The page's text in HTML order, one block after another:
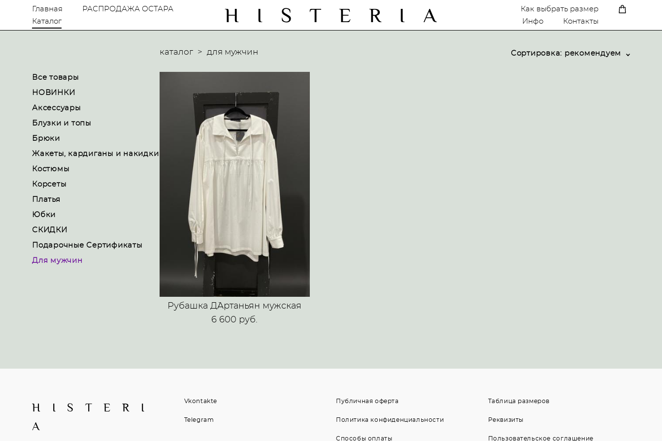
Главная
РАСПРОДАЖА ОСТАРА
Каталог
H I S T E R I A
Как выбрать размер
Инфо
Контакты
Все товары
НОВИНКИ
Аксессуары
Блузки и топы
Брюки
Жакеты, кардиганы и накидки
Костюмы
Корсеты
Платья
Юбки
СКИДКИ
Подарочные Сертификаты
Для мужчин
каталог > для мужчин Сортировка: рекомендуем
Рубашка Д`Артаньян мужская
6 600 pуб.
H I S T E R I
A
Vkontakte
Telegram
Публичная оферта
Политика конфиденциальности
Способы оплаты
Таблица размеров
Реквизиты
Пользовательское соглашение